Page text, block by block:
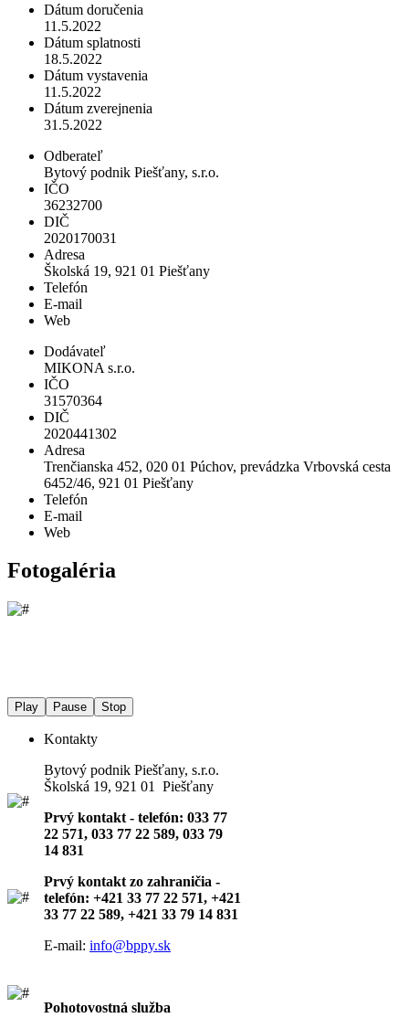
Dátum doručenia
11.5.2022
Dátum splatnosti
18.5.2022
Dátum vystavenia
11.5.2022
Dátum zverejnenia
31.5.2022
Odberateľ
Bytový podnik Piešťany, s.r.o.
IČO
36232700
DIČ
2020170031
Adresa
Školská 19, 921 01 Piešťany
Telefón
E-mail
Web
Dodávateľ
MIKONA s.r.o.
IČO
31570364
DIČ
2020441302
Adresa
Trenčianska 452, 020 01 Púchov, prevádzka Vrbovská cesta
6452/46, 921 01 Piešťany
Telefón
E-mail
Web
Fotogaléria
Play Pause Stop
Kontakty
Bytový podnik Piešťany, s.r.o.
Školská 19, 921 01 Piešťany
Prvý kontakt - telefón: 033 77
22 571, 033 77 22 589, 033 79
14 831
Prvý kontakt zo zahraničia -
telefón: +421 33 77 22 571, +421
33 77 22 589, +421 33 79 14 831
E-mail: info@bppy.sk
Pohotovostná služba